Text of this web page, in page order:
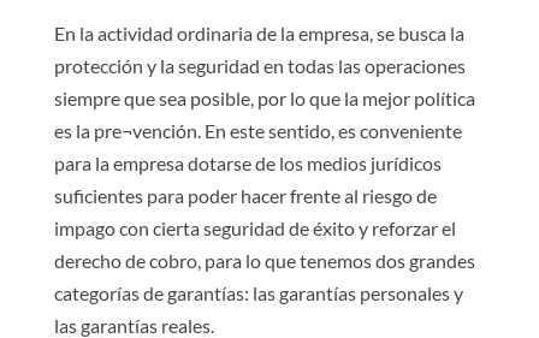
En la actividad ordinaria de la empresa, se busca la
protección y la seguridad en todas las operaciones
siempre que sea posible, por lo que la mejor política
es la pre¬vención. En este sentido, es conveniente
para la empresa dotarse de los medios jurídicos
suficientes para poder hacer frente al riesgo de
impago con cierta seguridad de éxito y reforzar el
derecho de cobro, para lo que tenemos dos grandes
categorías de garantías: las garantías personales y
las garantías reales.